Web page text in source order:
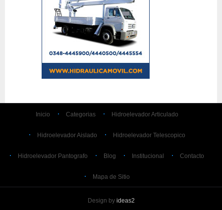
Inicio Categorias Hidroelevador Articulado
Hidroelevador Aislado Hidroelevador Telescopico
Hidroelevador Pantografo Blog Institucional Contacto
Mapa de Sitio
Design by ideas2